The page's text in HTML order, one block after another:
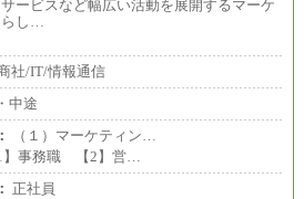
ービスなど幅広い活動を展開するマーケ
らし…
社/IT/情報通信
中途
（１）マーケティン…
】事務職 【2】営…
正社員